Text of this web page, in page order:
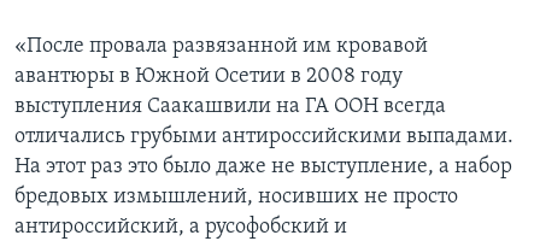
«После провала развязанной им кровавой
авантюры в Южной Осетии в 2008 году
выступления Саакашвили на ГА ООН всегда
отличались грубыми антироссийскими выпадами.
На этот раз это было даже не выступление, а набор
бредовых измышлений, носивших не просто
антироссийский, а русофобский и